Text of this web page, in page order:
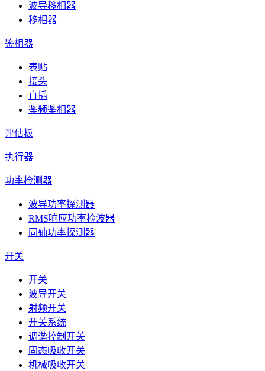
波导移相器
移相器
鉴相器
表贴
接头
直插
鉴频鉴相器
评估板
执行器
功率检测器
波导功率探测器
RMS响应功率检波器
同轴功率探测器
开关
开关
波导开关
射频开关
开关系统
调谐控制开关
固态吸收开关
机械吸收开关